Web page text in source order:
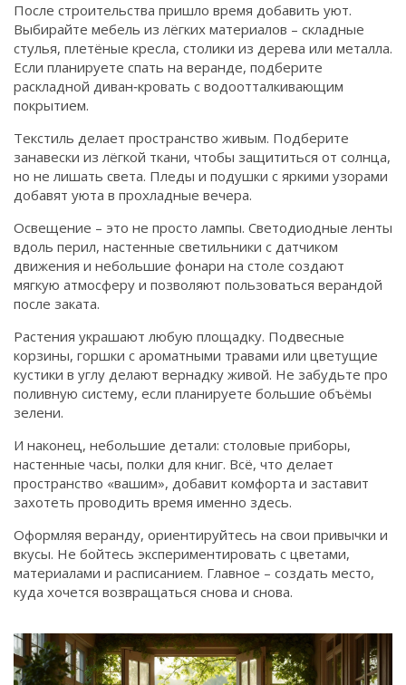
После строительства пришло время добавить уют.
Выбирайте мебель из лёгких материалов – складные
стулья, плетёные кресла, столики из дерева или металла.
Если планируете спать на веранде, подберите
раскладной диван‑кровать с водоотталкивающим
покрытием.
Текстиль делает пространство живым. Подберите
занавески из лёгкой ткани, чтобы защититься от солнца,
но не лишать света. Пледы и подушки с яркими узорами
добавят уюта в прохладные вечера.
Освещение – это не просто лампы. Светодиодные ленты
вдоль перил, настенные светильники с датчиком
движения и небольшие фонари на столе создают
мягкую атмосферу и позволяют пользоваться верандой
после заката.
Растения украшают любую площадку. Подвесные
корзины, горшки с ароматными травами или цветущие
кустики в углу делают вернадку живой. Не забудьте про
поливную систему, если планируете большие объёмы
зелени.
И наконец, небольшие детали: столовые приборы,
настенные часы, полки для книг. Всё, что делает
пространство «вашим», добавит комфорта и заставит
захотеть проводить время именно здесь.
Оформляя веранду, ориентируйтесь на свои привычки и
вкусы. Не бойтесь экспериментировать с цветами,
материалами и расписанием. Главное – создать место,
куда хочется возвращаться снова и снова.